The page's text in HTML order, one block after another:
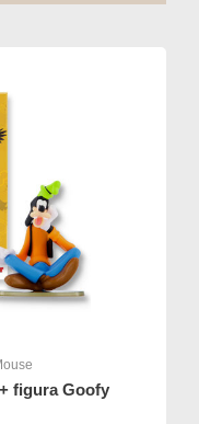
figura Goofy